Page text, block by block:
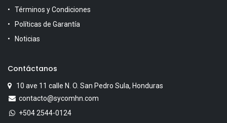
Términos y Condiciones
Políticas de Garantía
Noticias
Contáctanos
10 ave 11 calle N. O. San Pedro Sula, Honduras
contacto@sycomhn.com
+504 2544-0124